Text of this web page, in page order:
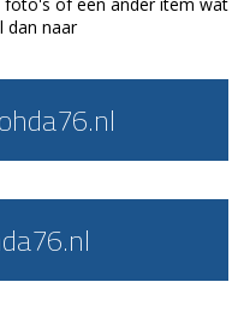
dan naar